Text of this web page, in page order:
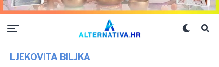
LJEKOVITA BILJKA